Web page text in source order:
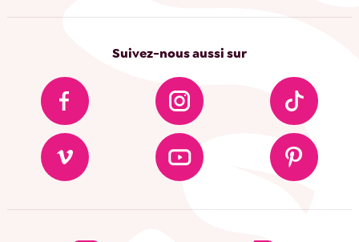
Suivez-nous aussi sur